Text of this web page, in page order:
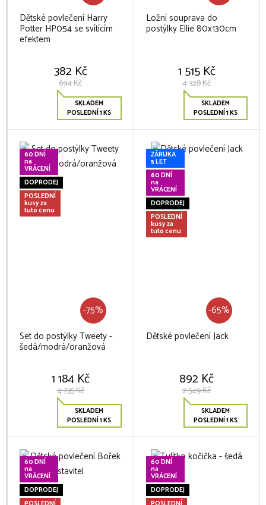
Dětské povlečení Harry
Potter HP054 se svítícím
efektem
382 Kč
694 Kč
SKLADEM
POSLEDNÍ 1 KS
Ložní souprava do
postýlky Ellie 80x130cm
1 515 Kč
4 328 Kč
SKLADEM
POSLEDNÍ 1 KS
60 DNÍ
na
VRÁCENÍ
DOPRODEJ
POSLEDNÍ
kusy za
tuto cenu
-75%
Set do postýlky Tweety -
šedá/modrá/oranžová
1 184 Kč
4 735 Kč
SKLADEM
POSLEDNÍ 1 KS
ZÁRUKA
5 LET
60 DNÍ
na
VRÁCENÍ
DOPRODEJ
POSLEDNÍ
kusy za
tuto cenu
-65%
Dětské povlečení Jack
892 Kč
2 549 Kč
SKLADEM
POSLEDNÍ 1 KS
60 DNÍ
na
VRÁCENÍ
DOPRODEJ
60 DNÍ
na
VRÁCENÍ
DOPRODEJ